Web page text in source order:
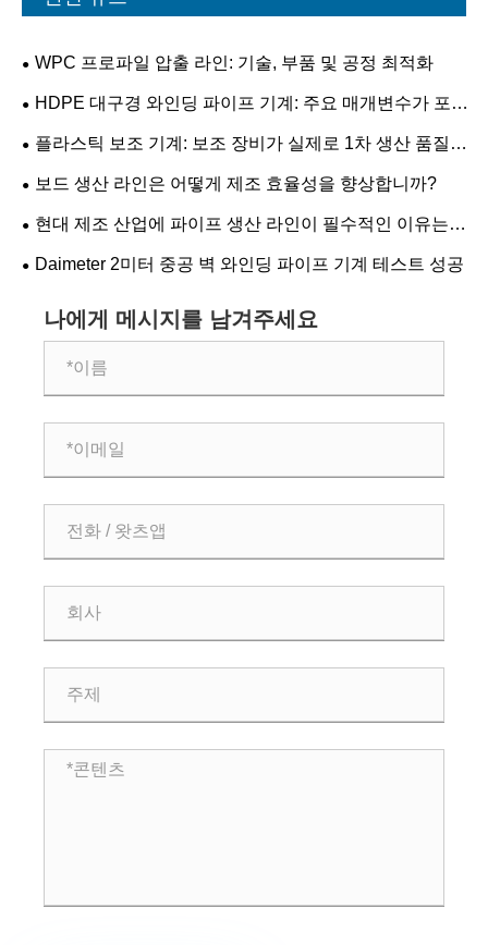
WPC 프로파일 압출 라인: 기술, 부품 및 공정 최적화
HDPE 대구경 와인딩 파이프 기계: 주요 매개변수가 포
함된 실용 가이드
플라스틱 보조 기계: 보조 장비가 실제로 1차 생산 품질
을 결정할 수 있습니까?
보드 생산 라인은 어떻게 제조 효율성을 향상합니까?
현대 제조 산업에 파이프 생산 라인이 필수적인 이유는
무엇입니까?
Daimeter 2미터 중공 벽 와인딩 파이프 기계 테스트 성공
나에게 메시지를 남겨주세요